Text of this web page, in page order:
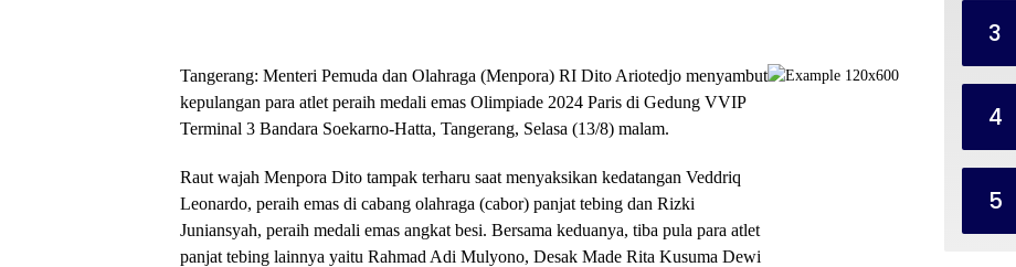
Tangerang: Menteri Pemuda dan Olahraga (Menpora) RI Dito Ariotedjo menyambut
kepulangan para atlet peraih medali emas Olimpiade 2024 Paris di Gedung VVIP
Terminal 3 Bandara Soekarno-Hatta, Tangerang, Selasa (13/8) malam.
Raut wajah Menpora Dito tampak terharu saat menyaksikan kedatangan Veddriq
Leonardo, peraih emas di cabang olahraga (cabor) panjat tebing dan Rizki
Juniansyah, peraih medali emas angkat besi. Bersama keduanya, tiba pula para atlet
panjat tebing lainnya yaitu Rahmad Adi Mulyono, Desak Made Rita Kusuma Dewi
3
4
5